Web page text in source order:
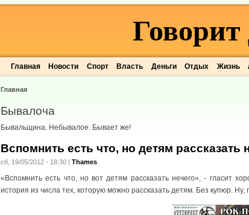
Главная Новости Спорт Власть Деньги Отдых Жизнь
Главная
Бывалоча
Бывальщина. Небывалое. Бывает же!
Вспомнить есть что, но детям рассказать
сб, 19/05/2012 - 18:30 | Thames
«Вспомнить есть что, но вот детям рассказать нечего», - гласит
история из числа тех, которую можно рассказать детям. Без купюр. Ну,